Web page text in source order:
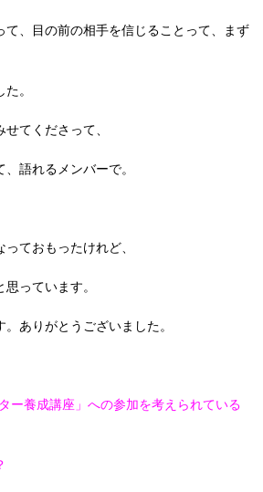
て、目の前の相手を信じることって、まず
。
てくださって、
語れるメンバーで。
ておもったけれど、
っています。
ありがとうございました。
ー養成講座」への参加を考えられている